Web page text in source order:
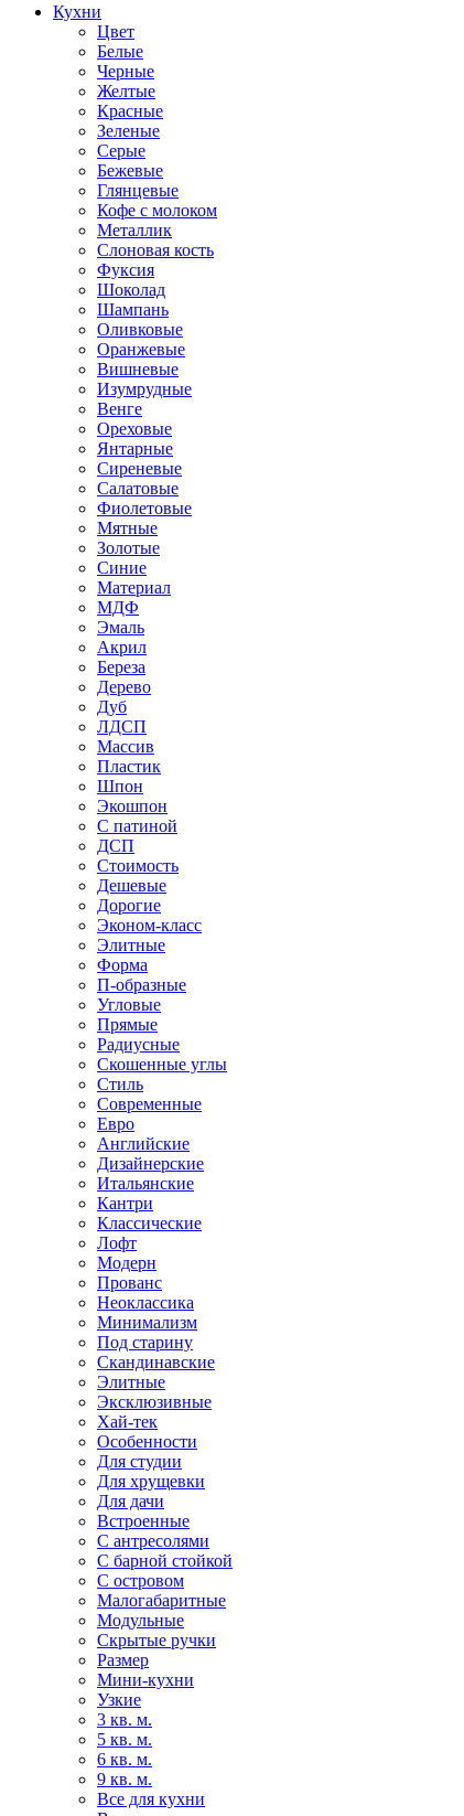
Кухни
Цвет
Белые
Черные
Желтые
Красные
Зеленые
Серые
Бежевые
Глянцевые
Кофе с молоком
Металлик
Слоновая кость
Фуксия
Шоколад
Шампань
Оливковые
Оранжевые
Вишневые
Изумрудные
Венге
Ореховые
Янтарные
Сиреневые
Салатовые
Фиолетовые
Мятные
Золотые
Синие
Материал
МДФ
Эмаль
Акрил
Береза
Дерево
Дуб
ЛДСП
Массив
Пластик
Шпон
Экошпон
С патиной
ДСП
Стоимость
Дешевые
Дорогие
Эконом-класс
Элитные
Форма
П-образные
Угловые
Прямые
Радиусные
Скошенные углы
Стиль
Современные
Евро
Английские
Дизайнерские
Итальянские
Кантри
Классические
Лофт
Модерн
Прованс
Неоклассика
Минимализм
Под старину
Скандинавские
Элитные
Эксклюзивные
Хай-тек
Особенности
Для студии
Для хрущевки
Для дачи
Встроенные
С антресолями
С барной стойкой
С островом
Малогабаритные
Модульные
Скрытые ручки
Размер
Мини-кухни
Узкие
3 кв. м.
5 кв. м.
6 кв. м.
9 кв. м.
Все для кухни